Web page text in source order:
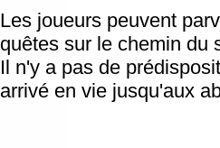
Les joueurs peuvent
quêtes sur le chemin du
Il n'y a pas de
arrivé en vie jusqu'aux